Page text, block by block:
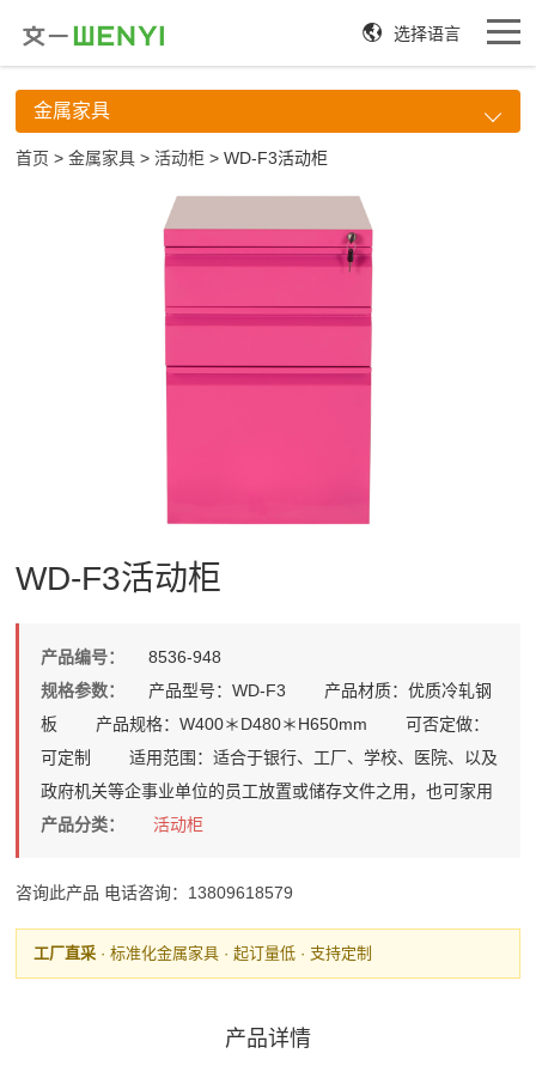
选择语言
金属家具
首页 >金属家具 >活动柜 > WD-F3活动柜
WD-F3活动柜
产品编号：
8536-948
规格参数：
产品型号：WD-F3 产品材质：优质冷轧钢
板 产品规格：W400＊D480＊H650mm 可否定做：
可定制 适用范围：适合于银行、工厂、学校、医院、以及
政府机关等企事业单位的员工放置或储存文件之用，也可家用
产品分类：
活动柜
咨询此产品 电话咨询：13809618579
工厂直采 · 标准化金属家具 · 起订量低 · 支持定制
产品详情